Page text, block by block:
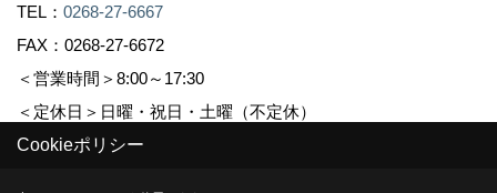
TEL： 0268-27-6667
FAX：0268-27-6672
＜営業時間＞8:00～17:30
＜定休日＞日曜・祝日・土曜（不定休）
Cookieポリシー